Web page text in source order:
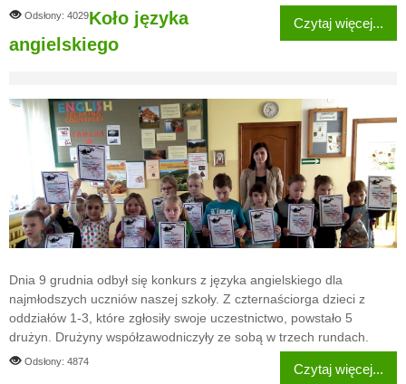
Odsłony: 4029 Czytaj więcej...
Koło języka
angielskiego
Dnia 9 grudnia odbył się konkurs z języka angielskiego dla
najmłodszych uczniów naszej szkoły. Z czternaściorga dzieci z
oddziałów 1-3, które zgłosiły swoje uczestnictwo, powstało 5
drużyn. Drużyny współzawodniczyły ze sobą w trzech rundach.
Odsłony: 4874 Czytaj więcej...